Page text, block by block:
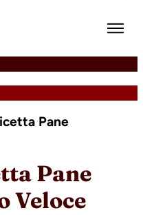
Pane
Pane
Veloce